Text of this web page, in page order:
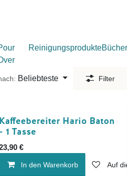
ReinigungsprodukteBücher
Beliebteste Filter
Kaffeebereiter Hario Baton
- 1 Tasse
€
In den Warenkorb Auf